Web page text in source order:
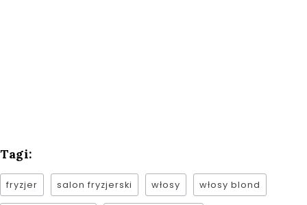
Tagi:
fryzjer salon fryzjerski włosy włosy blond